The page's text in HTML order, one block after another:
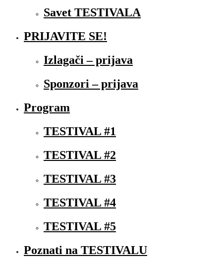
Savet TESTIVALA
PRIJAVITE SE!
Izlagači – prijava
Sponzori – prijava
Program
TESTIVAL #1
TESTIVAL #2
TESTIVAL #3
TESTIVAL #4
TESTIVAL #5
Poznati na TESTIVALU